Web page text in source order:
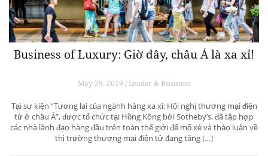
Business of Luxury: Giờ đây, châu Á là xa xỉ!
May 29, 2019 / Leader & Business
Tại sự kiện “Tương lai của ngành hàng xa xỉ: Hội nghị thương mại điện
tử ở châu Á”, được tổ chức tại Hồng Kông bởi Sotheby’s, đã tập hợp
các nhà lãnh đạo hàng đầu trên toàn thế giới để mổ xẻ và thảo luận về
thị trường thương mại điện tử đang tăng […]